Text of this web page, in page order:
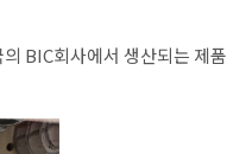
BIC회사에서 생산되는 제품